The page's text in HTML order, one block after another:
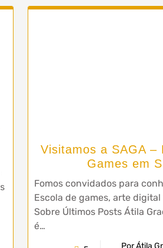
Visitamos a SAGA –
Games em
Fomos convidados para
Escola de games, arte digital
Sobre Últimos Posts Átila
é…
Por Átila